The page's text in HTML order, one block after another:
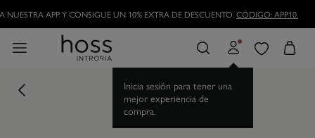
NUESTRA APP Y CONSIGUE UN 10% EXTRA DE DESCUENTO.CÓDIGO: APP10.
Inicia sesión para tener una
mejor experiencia de
compra.